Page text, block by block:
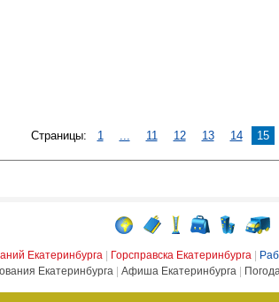
Страницы: 1 ... 11 12 13 14 15
Екатеринбурга Горсправска Екатеринбурга
Екатеринбурга Афиша Екатеринбурга